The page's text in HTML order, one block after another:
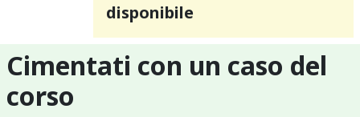
disponibile
Cimentati con un caso del
corso